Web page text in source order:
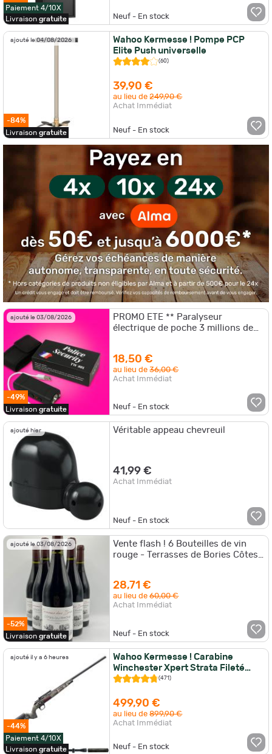
Paiement 4/10X
Livraison gratuite Neuf - En stock
ajouté le 04/08/2026
-84%
Livraison gratuite
Wahoo Kermesse ! Pompe PCP
Elite Push universelle
(60)
39,90 €
au lieu de249,90 €
Achat Immédiat
Neuf - En stock
ajouté le 03/08/2026
-49%
Livraison gratuite
PROMO ETE ** Paralyseur
électrique de poche 3 millions de
18,50 €
au lieu de36,00 €
Achat Immédiat
Neuf - En stock
ajouté hier Véritable appeau chevreuil
41,99 €
Achat Immédiat
Neuf - En stock
ajouté le 03/08/2026
-52%
Livraison gratuite
Vente flash ! 6 Bouteilles de vin
rouge - Terrasses de Bories Côtes
28,71 €
au lieu de60,00 €
Achat Immédiat
Neuf - En stock
ajouté il y a 6 heures
-44%
Paiement 4/10X
Livraison gratuite
Wahoo Kermesse ! Carabine
Winchester Xpert Strata Fileté
Compo Gris - Cal. 22LR / Pack Tir
(471)
499,90 €
au lieu de899,90 €
Achat Immédiat
Neuf - En stock